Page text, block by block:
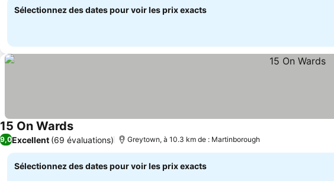
Sélectionnez des dates pour voir les prix exacts
15 On WardsConsulter les prix
9,0Excellent (69 évaluations) Greytown, à 10.3 km de : Martinborough
Sélectionnez des dates pour voir les prix exacts